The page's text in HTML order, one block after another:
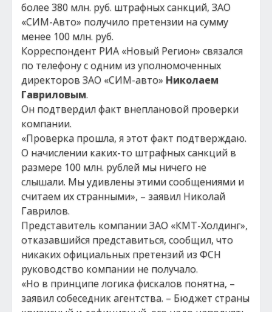
более 380 млн. руб. штрафных санкций, ЗАО
«СИМ-Авто» получило претензии на сумму
менее 100 млн. руб.
Корреспондент РИА «Новый Регион» связался
по телефону с одним из уполномоченных
директоров ЗАО «СИМ-авто» Николаем
Гавриловым.
Он подтвердил факт внеплановой проверки
компании.
«Проверка прошла, я этот факт подтверждаю.
О начислении каких-то штрафных санкций в
размере 100 млн. рублей мы ничего не
слышали. Мы удивлены этими сообщениями и
считаем их странными», – заявил Николай
Гаврилов.
Представитель компании ЗАО «КМТ-Холдинг»,
отказавшийся представиться, сообщил, что
никаких официальных претензий из ФСН
руководство компании не получало.
«Но в принципе логика фискалов понятна, –
заявил собеседник агентства. – Бюджет страны